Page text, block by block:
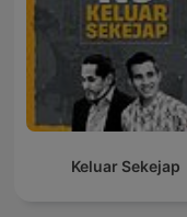
Keluar Sekejap